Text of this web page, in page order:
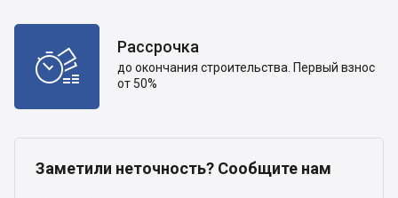
 Рассрочка
до окончания строительства. Первый взнос
от 50%
Заметили неточность? Сообщите нам